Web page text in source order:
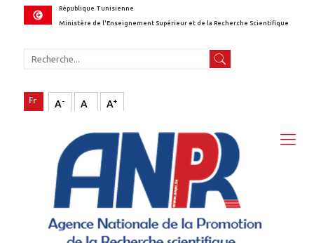
République Tunisienne
Ministère de l'Enseignement Supérieur et de la Recherche Scientifique
A- A A+